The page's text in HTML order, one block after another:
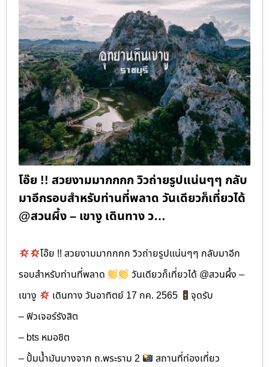
โอ๊ย !! สวยงามมากกกก วิวถ่ายรูปแน่นๆๆ กลับ
มาอีกรอบสำหรับท่านที่พลาด วันเดียวก็เที่ยวได้
@สวนผึ้ง – เขางู เดินทาง ว…
โอ๊ย !! สวยงามมากกกก วิวถ่ายรูปแน่นๆๆ กลับมาอีก
รอบสำหรับท่านที่พลาด
วันเดียวก็เที่ยวได้ @สวนผึ้ง –
เขางู
เดินทาง วันอาทิตย์ 17 กค. 2565
จุดรับ
– ฟิวเจอร์รังสิต
– bts หมอชิต
– ปั้มน้ำมันบางจาก ถ.พระราม 2
สถานที่ท่องเที่ยว